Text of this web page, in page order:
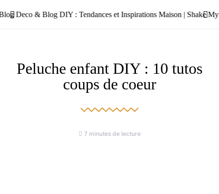
Peluche enfant DIY : 10 tutos
coups de coeur
7 minutes de lecture